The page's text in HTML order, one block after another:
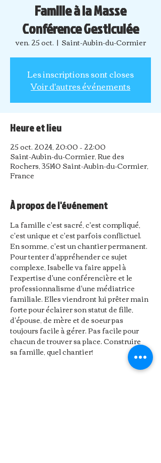
Famille à la Masse
Conférence Gesticulée
ven. 25 oct.
  |
Saint-Aubin-du-Cormier
Les inscriptions sont closes
Voir d'autres événements
Heure et lieu
25 oct. 2024, 20:00 – 22:00
Saint-Aubin-du-Cormier, Rue des
Rochers, 35140 Saint-Aubin-du-Cormier,
France
À propos de l'événement
La famille c'est sacré, c'est compliqué,
c'est unique et c'est parfois conflictuel.
En somme, c'est un chantier permanent.
Pour tenter d'appréhender ce sujet
complexe, Isabelle va faire appel à
l'expertise d'une conférencière et le
professionnalisme d'une médiatrice
familiale. Elles viendront lui prêter main
forte pour éclairer son statut de fille,
d'épouse, de mère et de soeur pas
toujours facile à gérer. Pas facile pour
chacun de trouver sa place. Construire
sa famille, quel chantier!